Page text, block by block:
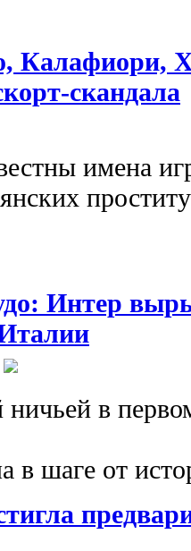
Калафиори,
скандала
имена
Интер
в
в шаге от